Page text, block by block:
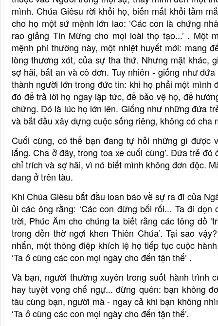
mình. Chúa Giêsu rời khỏi họ, biến mất khỏi tầm
cho họ một sứ mệnh lớn lao: ‘Các con là chứng
rao giảng Tin Mừng cho mọi loài thọ tạo...’ . Một
mệnh phi thường này, một nhiệt huyết mới: mang
lòng thương xót, của sự tha thứ. Nhưng mặt khác,
sợ hãi, bất an và cô đơn. Tuy nhiên - giống như
thành người lớn trong đức tin: khi họ phải một mình
đó để trả lời họ ngay lập tức, để bảo vệ họ, để
chứng. Đó là lúc họ lớn lên. Giống như những đứa
và bắt đầu xây dựng cuộc sống riêng, không có cha
Cuối cùng, có thể bạn đang tự hỏi những gì được
lắng. Cha ở đây, trong toa xe cuối cùng’. Đứa trẻ
chỉ trích và sợ hãi, vì nó biết mình không đơn độc.
đang ở trên tàu.
Khi Chúa Giêsu bắt đầu loan báo về sự ra đi của
ủi các ông rằng: ‘Các con đừng bối rối... Ta đi
trời, Phúc Âm cho chúng ta biết rằng các tông đồ
trong đền thờ ngợi khen Thiên Chúa’. Tại sao
nhắn, một thông điệp khích lệ họ tiếp tục cuộc
‘Ta ở cùng các con mọi ngày cho đến tận thế’ .
Và bạn, người thường xuyên trong suốt hành trình
hay tuyệt vọng chế ngự... đừng quên: bạn không
tàu cùng bạn, người mà - ngay cả khi bạn không
‘Ta ở cùng các con mọi ngày cho đến tận thế’.